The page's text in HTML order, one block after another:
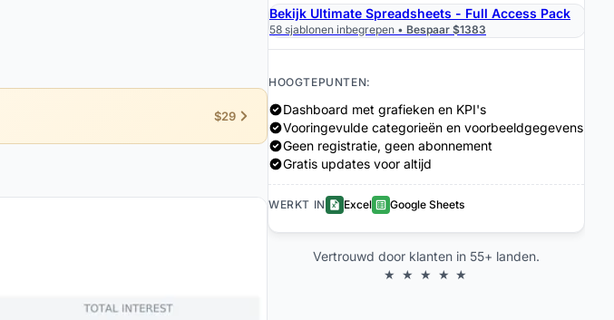
$29
Bekijk Ultimate Spreadsheets - Full Access Pack
58 sjablonen inbegrepen • Bespaar $1383
HOOGTEPUNTEN:
Dashboard met grafieken en KPI's
Vooringevulde categorieën en voorbeeldgegevens
Geen registratie, geen abonnement
Gratis updates voor altijd
WERKT IN Excel Google Sheets
Vertrouwd door klanten in 55+ landen.
★ ★ ★ ★ ★